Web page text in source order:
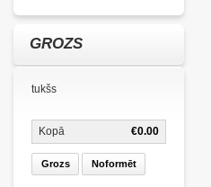
GROZS
tukšs
€0.00
Kopā
Grozs Noformēt